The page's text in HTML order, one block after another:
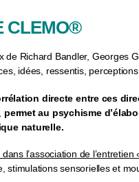
CLEMO®
de Richard Bandler, Georges
idées, ressentis,
directe entre ces
permet au psychisme
naturelle.
l’association de
stimulations sensorielles et